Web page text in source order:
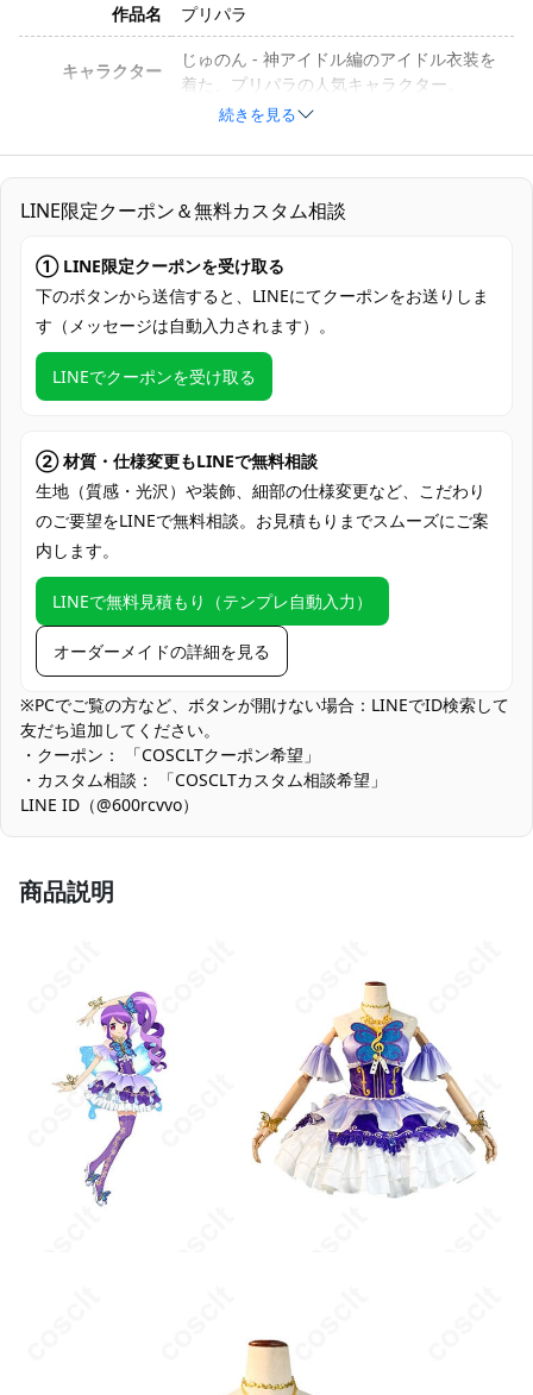
作品名
プリパラ
キャラクター
じゅのん - 神アイドル編のアイドル衣装を
着た、プリパラの人気キャラクター。
S, M, L, XL, XXL
素材
ポリエステル、コットン、合成皮革、サテ
ン、シフォン（生産ロットや工法により素
材が変更される場合があります）
セット内容
ワンピース、コルセットベルト、胸飾り、
ネックレス、透明ストラップ、チョーカ
ー、腕飾り、ブレスレット、髪飾り、靴
ト内容が変更される場合があります）
支払い方法
クレジットカード（VISA、Master、JCB、
discover、AMERICAN EXPRESS）、
PayPal、銀行振込
使用場所
コスプレイベント、撮影、アニメ関連イベ
ント、ファンミーティング、サイン会、コ
ンベンション、コスプレパーティー、ハロ
ウィンパーティー
収納方法
ハンガーで吊るす、通気性のある収納袋に
入れる、畳んで保存する
コスプレ対象
アニメファン、コスプレ愛好者、プリパラ
ファン、アイドル衣装が好きな人、コンベ
ンション参加者、イベントでコスプレをす
る人、アニメグッズを集めている人、プリ
ロン掛け（低温）、染み抜きには専用のク
追加情報
オーダーメイド不可、プレゼントにも最
適、アニメイベントにぴったりの衣装
続きを見る
LINE限定クーポン＆無料カスタム相談
① LINE限定クーポンを受け取る
下のボタンから送信すると、LINEにてクーポンをお送りしま
す（メッセージは自動入力されます）。
LINEでクーポンを受け取る
② 材質・仕様変更もLINEで無料相談
生地（質感・光沢）や装飾、細部の仕様変更など、こだわり
のご要望をLINEで無料相談。お見積もりまでスムーズにご案
内します。
LINEで無料見積もり（テンプレ自動入力）
オーダーメイドの詳細を見る
※PCでご覧の方など、ボタンが開けない場合：LINEでID検索して
友だち追加してください。
・クーポン： 「COSCLTクーポン希望」
・カスタム相談： 「COSCLTカスタム相談希望」
LINE ID（@600rcvvo）
商品説明